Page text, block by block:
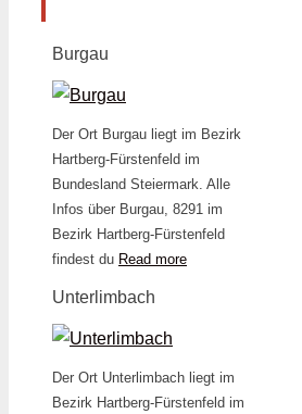
Burgau
Der Ort Burgau liegt im Bezirk
Hartberg-Fürstenfeld im
Bundesland Steiermark. Alle
Infos über Burgau, 8291 im
Bezirk Hartberg-Fürstenfeld
findest du Read more
Unterlimbach
Der Ort Unterlimbach liegt im
Bezirk Hartberg-Fürstenfeld im